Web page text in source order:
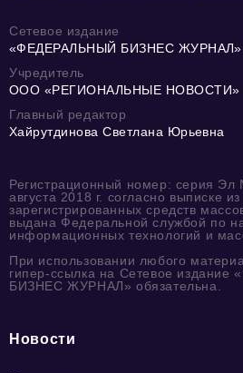
Сетевое издание
«ФЕДЕРАЛЬНЫЙ БИЗНЕС ЖУРНАЛ»
Учредитель
ООО «РЕГИОНАЛЬНЫЕ НОВОСТИ»
Главный редактор
Хайрутдинова Светлана Юрьевна
Регистрационный номер: серия
августа 2018 г. согласно выписке
зарегистрированных средств
выдана Федеральной службой по
информационных технологий и
При использовании любого
гипер-ссылка на Сетевое
БИЗНЕС ЖУРНАЛ» обязательна.
Новости